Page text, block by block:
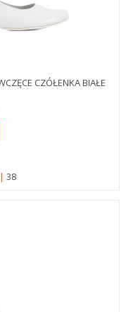
CZÓŁENKA BIAŁE
38